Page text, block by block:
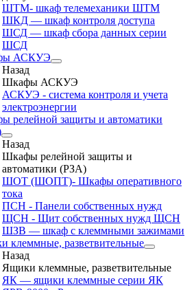
ШТМ- шкаф телемеханики ШТМ
ШКД — шкаф контроля доступа
ШСД — шкаф сбора данных серии
ШСД
АСКУЭ
Назад
Шкафы АСКУЭ
АСКУЭ - система контроля и учета
электроэнергии
релейной защиты и автоматики
Назад
Шкафы релейной защиты и
автоматики (РЗА)
ШОТ (ШОПТ)- Шкафы оперативного
тока
ПСН - Панели собственных нужд
ЩСН - Щит собственных нужд ЩСН
ШЗВ — шкаф с клеммными зажимами
клеммные, разветвительные
Назад
Ящики клеммные, разветвительные
ЯК — ящики клеммные серии ЯК